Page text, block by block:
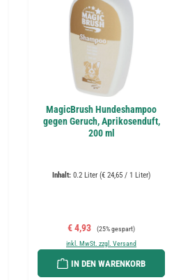
MagicBrush Hundeshampoo
gegen Geruch, Aprikosenduft,
200 ml
Inhalt: 0.2 Liter (€ 24,65 / 1 Liter)
Verkaufspreis:
€ 4,93 Regulärer Preis:
(25% gespart)
inkl. MwSt. zzgl. Versand
IN DEN WARENKORB